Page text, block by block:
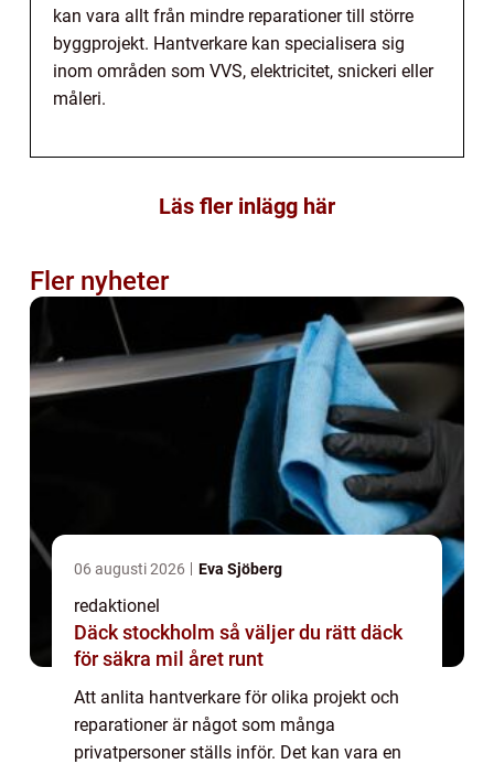
kan vara allt från mindre reparationer till större
byggprojekt. Hantverkare kan specialisera sig
inom områden som VVS, elektricitet, snickeri eller
måleri.
Läs fler inlägg här
Fler nyheter
06 augusti 2026 Eva Sjöberg
redaktionel
Däck stockholm så väljer du rätt däck
för säkra mil året runt
Att anlita hantverkare för olika projekt och
reparationer är något som många
privatpersoner ställs inför. Det kan vara en